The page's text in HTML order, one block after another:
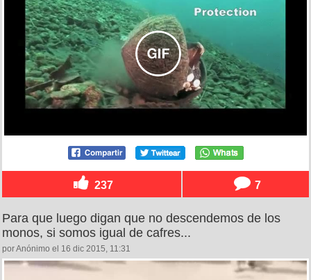
237 7
Para que luego digan que no descendemos de los
monos, si somos igual de cafres...
por Anónimo el 16 dic 2015, 11:31